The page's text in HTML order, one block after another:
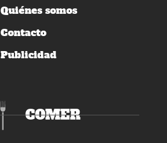
Quiénes somos
Contacto
Publicidad
COMER